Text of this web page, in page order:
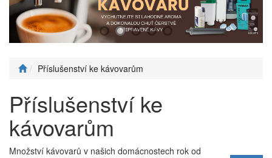
Příslušenství ke kávovarům
Příslušenství ke
kávovarům
Množství kávovarů v našich domácnostech rok od